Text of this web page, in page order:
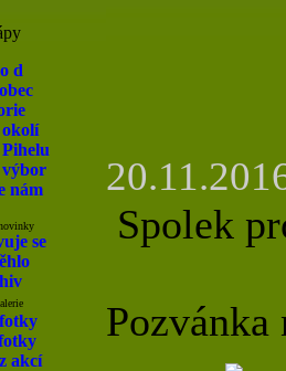
d
výbor
nám
se
akcí
Spolek